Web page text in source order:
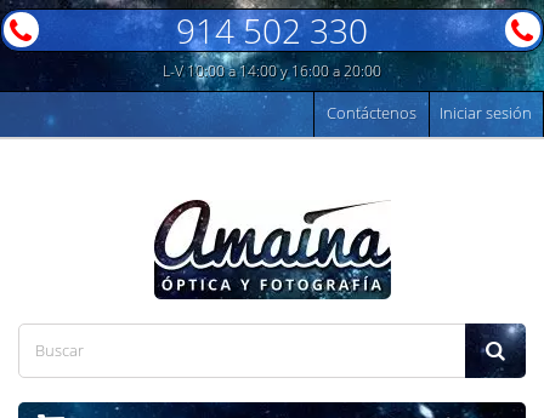
914 502 330
L-V 10:00 a 14:00 y 16:00 a 20:00
Iniciar sesión
Contáctenos